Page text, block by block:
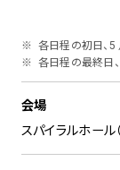
各日程の初日、5
各日程の最終日、
会場
スパイラルホール